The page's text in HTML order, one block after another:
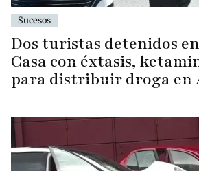
Sucesos
Dos turistas detenidos
Casa con éxtasis,
para distribuir droga en